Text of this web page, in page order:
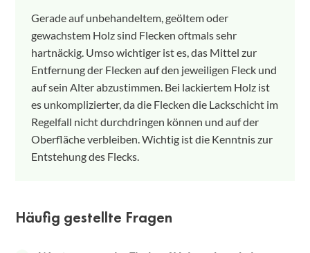
Gerade auf unbehandeltem, geöltem oder
gewachstem Holz sind Flecken oftmals sehr
hartnäckig. Umso wichtiger ist es, das Mittel zur
Entfernung der Flecken auf den jeweiligen Fleck und
auf sein Alter abzustimmen. Bei lackiertem Holz ist
es unkomplizierter, da die Flecken die Lackschicht im
Regelfall nicht durchdringen können und auf der
Oberfläche verbleiben. Wichtig ist die Kenntnis zur
Entstehung des Flecks.
Häufig gestellte Fragen